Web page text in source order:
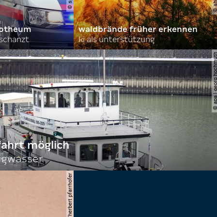
waldbrände früher erkennen
ki als unterstützung
© apa |
möglich
© apa/herbert pfarrhofer